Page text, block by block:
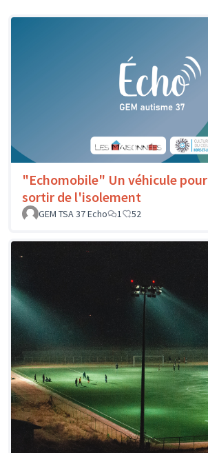
"Echomobile" Un véhicule pour
sortir de l'isolement
GEM TSA 37 Echo
1 52